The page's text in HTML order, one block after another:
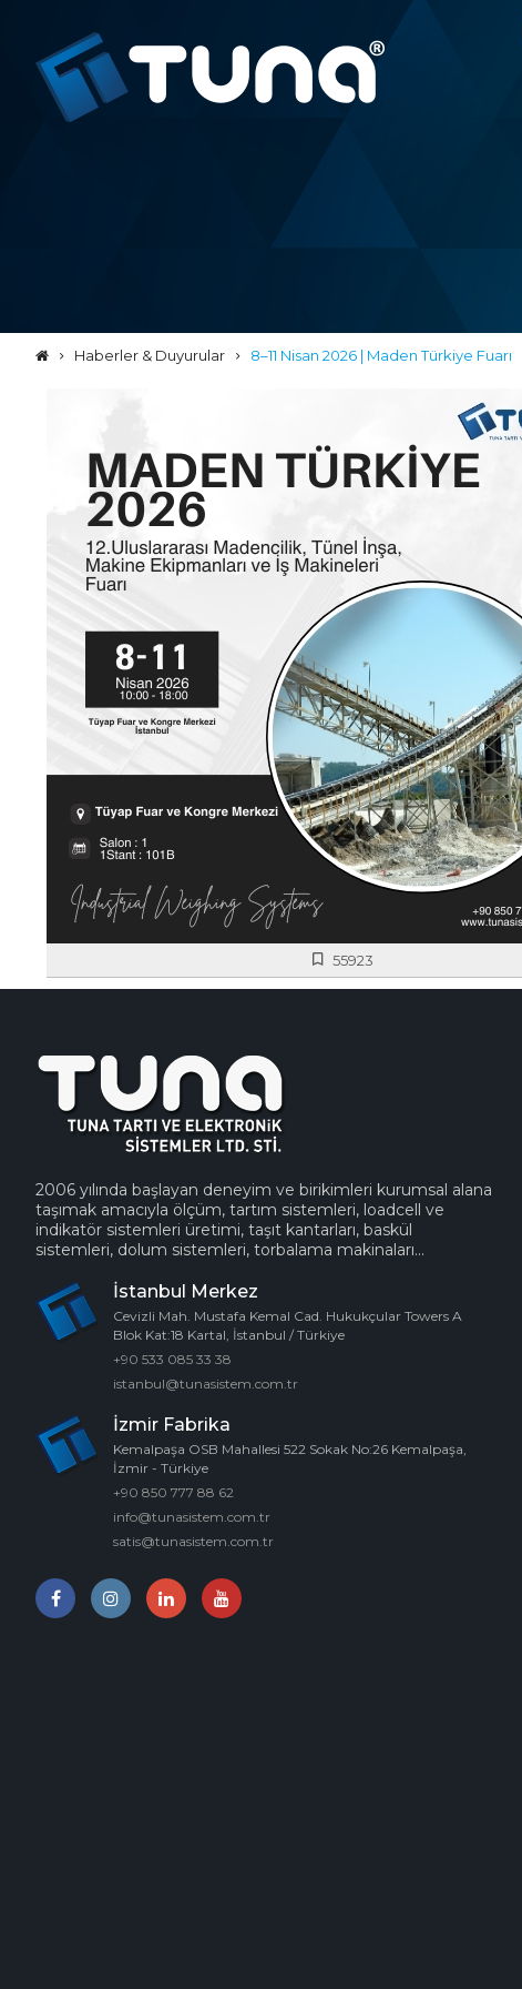
Haberler & Duyurular 8–11 Nisan 2026 | Maden Türkiye Fuarı
55923
2006 yılında başlayan deneyim ve birikimleri kurumsal alana
taşımak amacıyla ölçüm, tartım sistemleri, loadcell ve
indikatör sistemleri üretimi, taşıt kantarları, baskül
sistemleri, dolum sistemleri, torbalama makinaları...
İstanbul Merkez
Cevizli Mah. Mustafa Kemal Cad. Hukukçular Towers A
Blok Kat:18 Kartal, İstanbul / Türkiye
+90 533 085 33 38
istanbul@tunasistem.com.tr
İzmir Fabrika
Kemalpaşa OSB Mahallesi 522 Sokak No:26 Kemalpaşa,
İzmir - Türkiye
+90 850 777 88 62
info@tunasistem.com.tr
satis@tunasistem.com.tr